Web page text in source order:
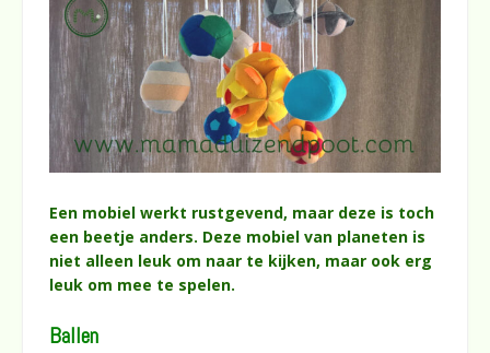
Een mobiel werkt rustgevend, maar deze is toch
een beetje anders. Deze mobiel van planeten is
niet alleen leuk om naar te kijken, maar ook erg
leuk om mee te spelen.
Ballen